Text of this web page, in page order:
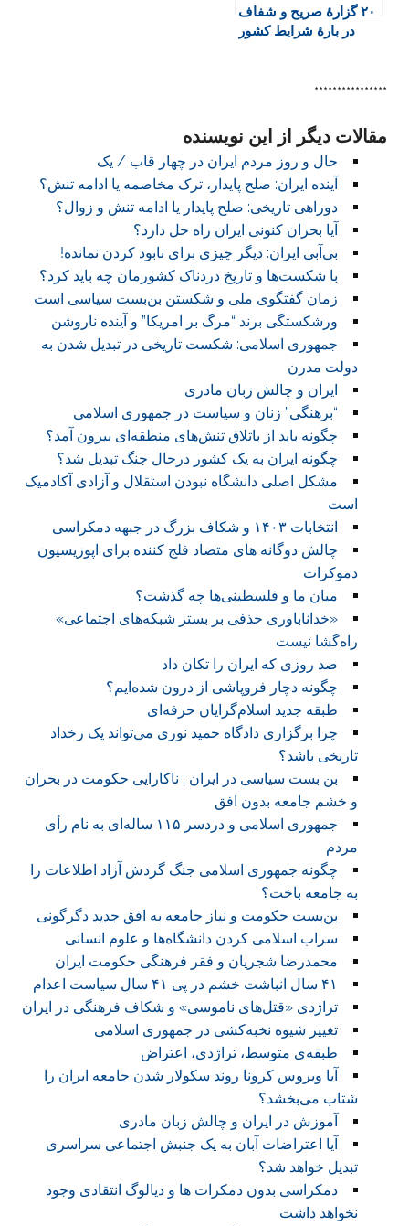
۲۰ گزارۀ صریح و شفاف
در بارۀ شرایط کشور
****************
مقالات دیگر از این نویسنده
حال و روز مردم ایران در چهار قاب / یک
آینده ایران: صلح پایدار، ترک مخاصمه یا ادامه تنش؟
دوراهی تاریخی: صلح پایدار یا ادامه تنش و زوال؟
آیا بحران کنونی ایران راه حل دارد؟
بی‌آبی ایران: دیگر چیزی برای نابود کردن نمانده!
با شکست‌ها و تاریخ دردناک کشورمان چه باید کرد؟
زمان گفتگوی ملی و شکستن بن‌بست سیاسی است
ورشکستگی برند “مرگ بر امریکا” و آینده ناروشن
جمهوری اسلامی: شکست تاریخی در تبدیل شدن به
دولت مدرن
ایران و چالش زبان مادری
“برهنگی” زنان و سیاست در جمهوری اسلامی
چگونه باید از باتلاق تنش‌های منطقه‌ای بیرون آمد؟
چگونه ایران به یک کشور درحال جنگ تبدیل شد؟
مشکل اصلی دانشگاه نبودن استقلال و آزادی آکادمیک
است
انتخابات ۱۴۰۳ و شکاف بزرگ در جبهه دمکراسی
چالش دوگانه های متضاد فلج کننده برای اپوزیسیون
دموکرات
میان ما و فلسطینی‌ها چه گذشت‌؟
«خداناباوری حذفی بر بستر شبکه‌های اجتماعی»
راه‌گشا نیست
صد روزی که ایران را تکان داد
چگونه دچار فروپاشی از درون شده‌ایم؟
طبقه جدید اسلام‌گرایان حرفه‌ای
چرا برگزاری دادگاه حمید نوری می‌تواند یک رخداد
تاریخی باشد؟
بن بست سیاسی در ایران : ناکارایی حکومت در بحران
و خشم جامعه بدون افق
جمهوری اسلامی و دردسر ۱۱۵ ساله‌ای به نام رأی
مردم
چگونه جمهوری اسلامی جنگ گردش آزاد اطلاعات را
به جامعه باخت؟
بن‌بست حکومت و نیاز جامعه به افق جدید دگرگونی
سراب اسلامی کردن دانشگاه‌ها و علوم انسانی
محمدرضا شجریان و فقر فرهنگی حکومت ایران
۴۱ سال انباشت خشم در پی ۴۱ سال سیاست اعدام
تراژدی «قتل‌های ناموسی» و شکاف فرهنگی در ایران
تغییر شیوه نخبه‌کشی در جمهوری اسلامی
طبقه‌ی متوسط، تراژدی، اعتراض
آیا ویروس کرونا روند سکولار شدن جامعه ایران را
شتاب می‌بخشد؟
آموزش در ایران و چالش زبان مادری
آیا اعتراضات آبان به یک جنبش اجتماعی سراسری
تبدیل خواهد شد؟
دمکراسی بدون دمکرات ها و دیالوگ انتقادی وجود
نخواهد داشت